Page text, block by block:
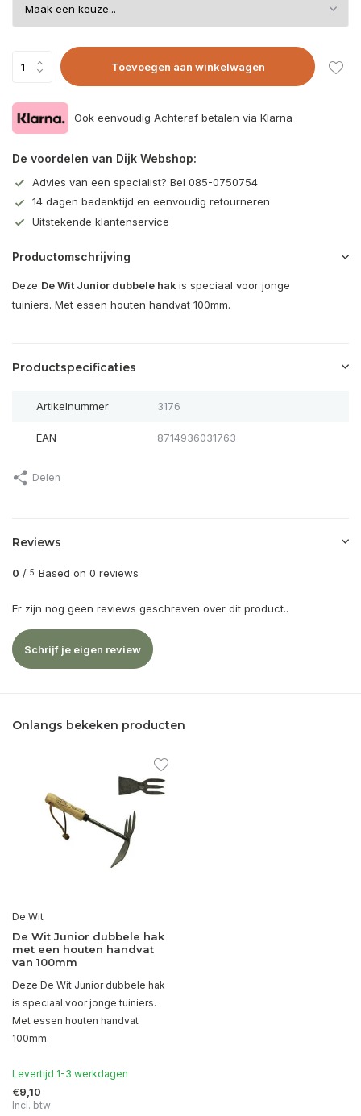
Toevoegen aan winkelwagen
Ook eenvoudig Achteraf betalen via Klarna
De voordelen van Dijk Webshop:
Advies van een specialist? Bel 085-0750754
14 dagen bedenktijd en eenvoudig retourneren
Uitstekende klantenservice
Productomschrijving
Deze De Wit Junior dubbele hak is speciaal voor jonge
tuiniers. Met essen houten handvat 100mm.
Productspecificaties
Artikelnummer 3176
EAN 8714936031763
Delen
Reviews
0 / 5 Based on 0 reviews
Er zijn nog geen reviews geschreven over dit product..
Schrijf je eigen review
Onlangs bekeken producten
De Wit
De Wit Junior dubbele hak
met een houten handvat
van 100mm
Deze De Wit Junior dubbele hak
is speciaal voor jonge tuiniers.
Met essen houten handvat
100mm.
Levertijd 1-3 werkdagen
€9,10
Incl. btw